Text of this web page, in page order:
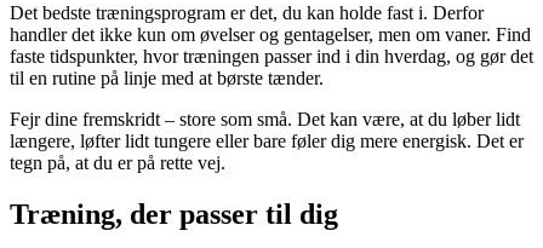
Det bedste træningsprogram er det, du kan holde fast i. Derfor
handler det ikke kun om øvelser og gentagelser, men om vaner. Find
faste tidspunkter, hvor træningen passer ind i din hverdag, og gør det
til en rutine på linje med at børste tænder.
Fejr dine fremskridt – store som små. Det kan være, at du løber lidt
længere, løfter lidt tungere eller bare føler dig mere energisk. Det er
tegn på, at du er på rette vej.
Træning, der passer til dig